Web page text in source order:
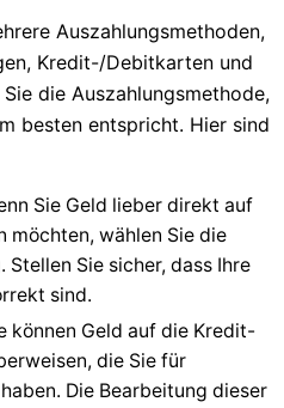
Auszahlungsmethoden,
Kredit-/Debitkarten und
die Auszahlungsmethode,
besten entspricht. Hier sind
Sie Geld lieber direkt auf
möchten, wählen Sie die
Sie sicher, dass Ihre
sind.
können Geld auf die Kredit-
die Sie für
Die Bearbeitung dieser